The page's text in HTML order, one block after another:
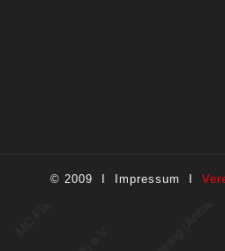
© 2009 I Impressum